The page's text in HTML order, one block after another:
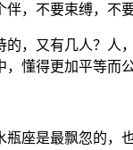
，不要束缚，不
，又有几人？人
懂得更加平等而
座是最飘忽的，